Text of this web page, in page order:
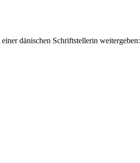
dänischen Schriftstellerin weitergeben: